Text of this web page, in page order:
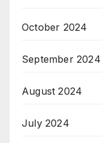
October 2024
September 2024
August 2024
July 2024